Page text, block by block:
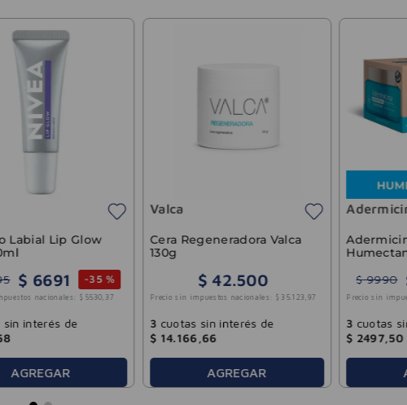
Labial Lip Glow
$ 6691 -35 %
nacionales: $ 5530 , 37
sin interés de
AGREGAR
Valca
Cera Regeneradora Valca
130g
$ 42.500
Precio sin impuestos nacionales: $ 35 123 97
3 cuotas sin interés de
$ 14.166 ,66
AGREGAR
$ 9990
Precio sin
3 cuotas
$ 2497, 50